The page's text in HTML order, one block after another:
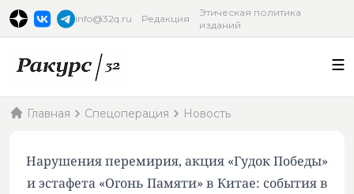
info@32q.ru Редакция
Этическая политика
изданий
Главная Спецоперация Новость
Нарушения перемирия, акция «Гудок Победы»
и эстафета «Огонь Памяти» в Китае: события в